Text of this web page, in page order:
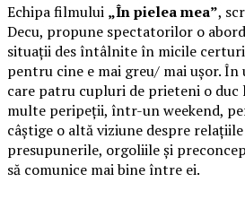
Echipa filmului „În pielea mea”,
Decu, propune spectatorilor o
situații des întâlnite în micile
pentru cine e mai greu/ mai ușor.
care patru cupluri de prieteni o duc
multe peripeții, într-un weekend,
câștige o altă viziune despre
presupunerile, orgoliile și
să comunice mai bine între ei.